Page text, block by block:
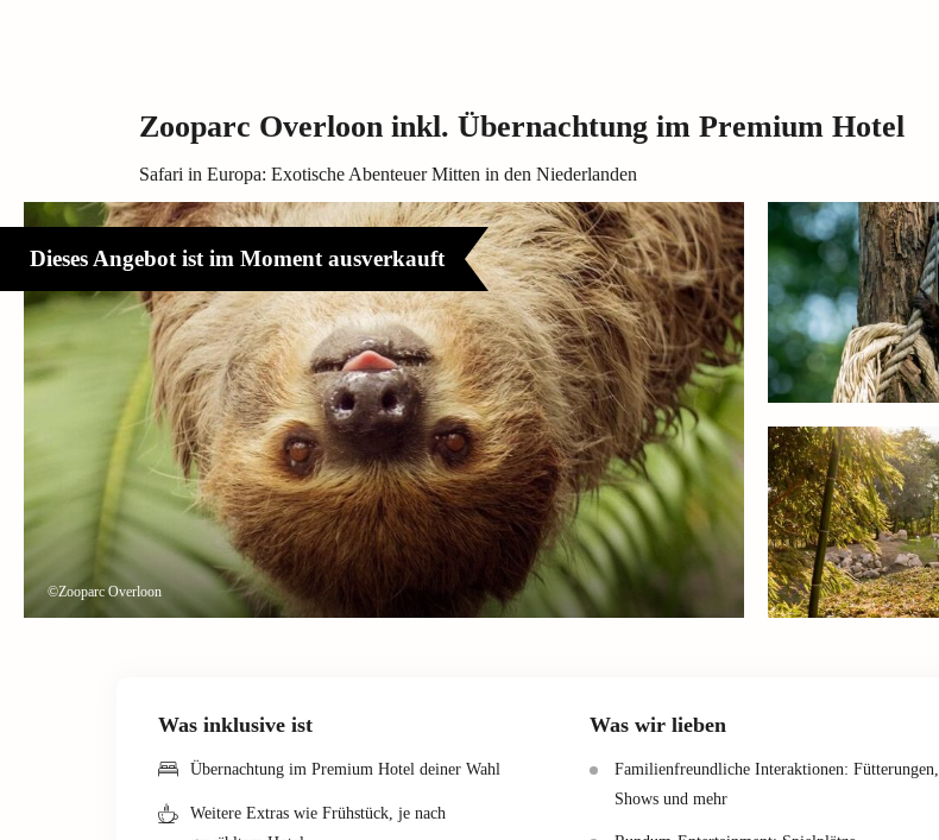
Zooparc Overloon inkl. Übernachtung im Premium Hotel
Safari in Europa: Exotische Abenteuer Mitten in den Niederlanden
Dieses Angebot ist im Moment ausverkauft
©Zooparc Overloon
Was inklusive ist
Übernachtung im Premium Hotel deiner Wahl
Weitere Extras wie Frühstück, je nach
Was wir lieben
Familienfreundliche Interaktionen: Fütterungen,
Shows und mehr